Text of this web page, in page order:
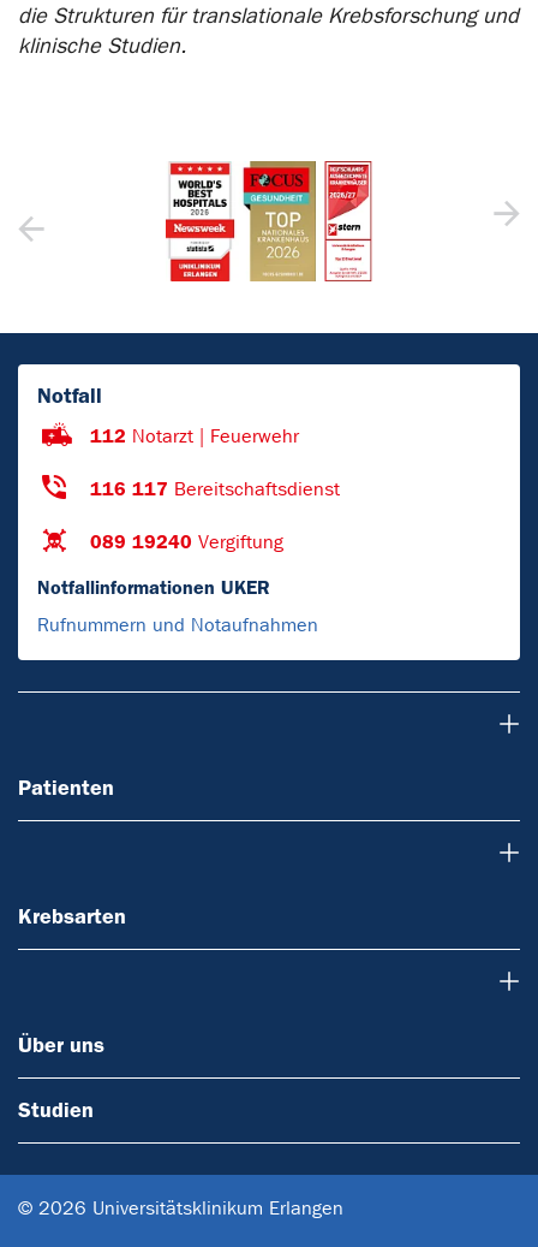
die Strukturen für translationale Krebsforschung und
klinische Studien.
Notfall
112 Notarzt | Feuerwehr
116 117 Bereitschaftsdienst
089 19240 Vergiftung
Notfallinformationen UKER
Rufnummern und Notaufnahmen
Patienten
Krebsarten
Über uns
Studien
© 2026 Universitätsklinikum Erlangen